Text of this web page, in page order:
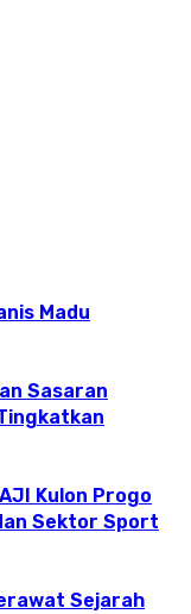
Madu
Sasaran
Kulon Progo
Sektor Sport
Sejarah